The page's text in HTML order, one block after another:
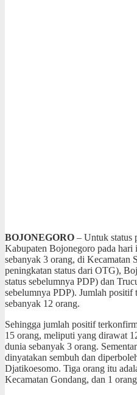
BOJONEGORO – Untuk status
Kabupaten Bojonegoro pada
sebanyak 3 orang, di Kecamatan
peningkatan status dari OTG),
status sebelumnya PDP) dan
sebelumnya PDP). Jumlah
sebanyak 12 orang.
Sehingga jumlah positif
15 orang, meliputi yang dirawat
dunia sebanyak 3 orang.
dinyatakan sembuh dan
Djatikoesomo. Tiga orang itu
Kecamatan Gondang, dan 1